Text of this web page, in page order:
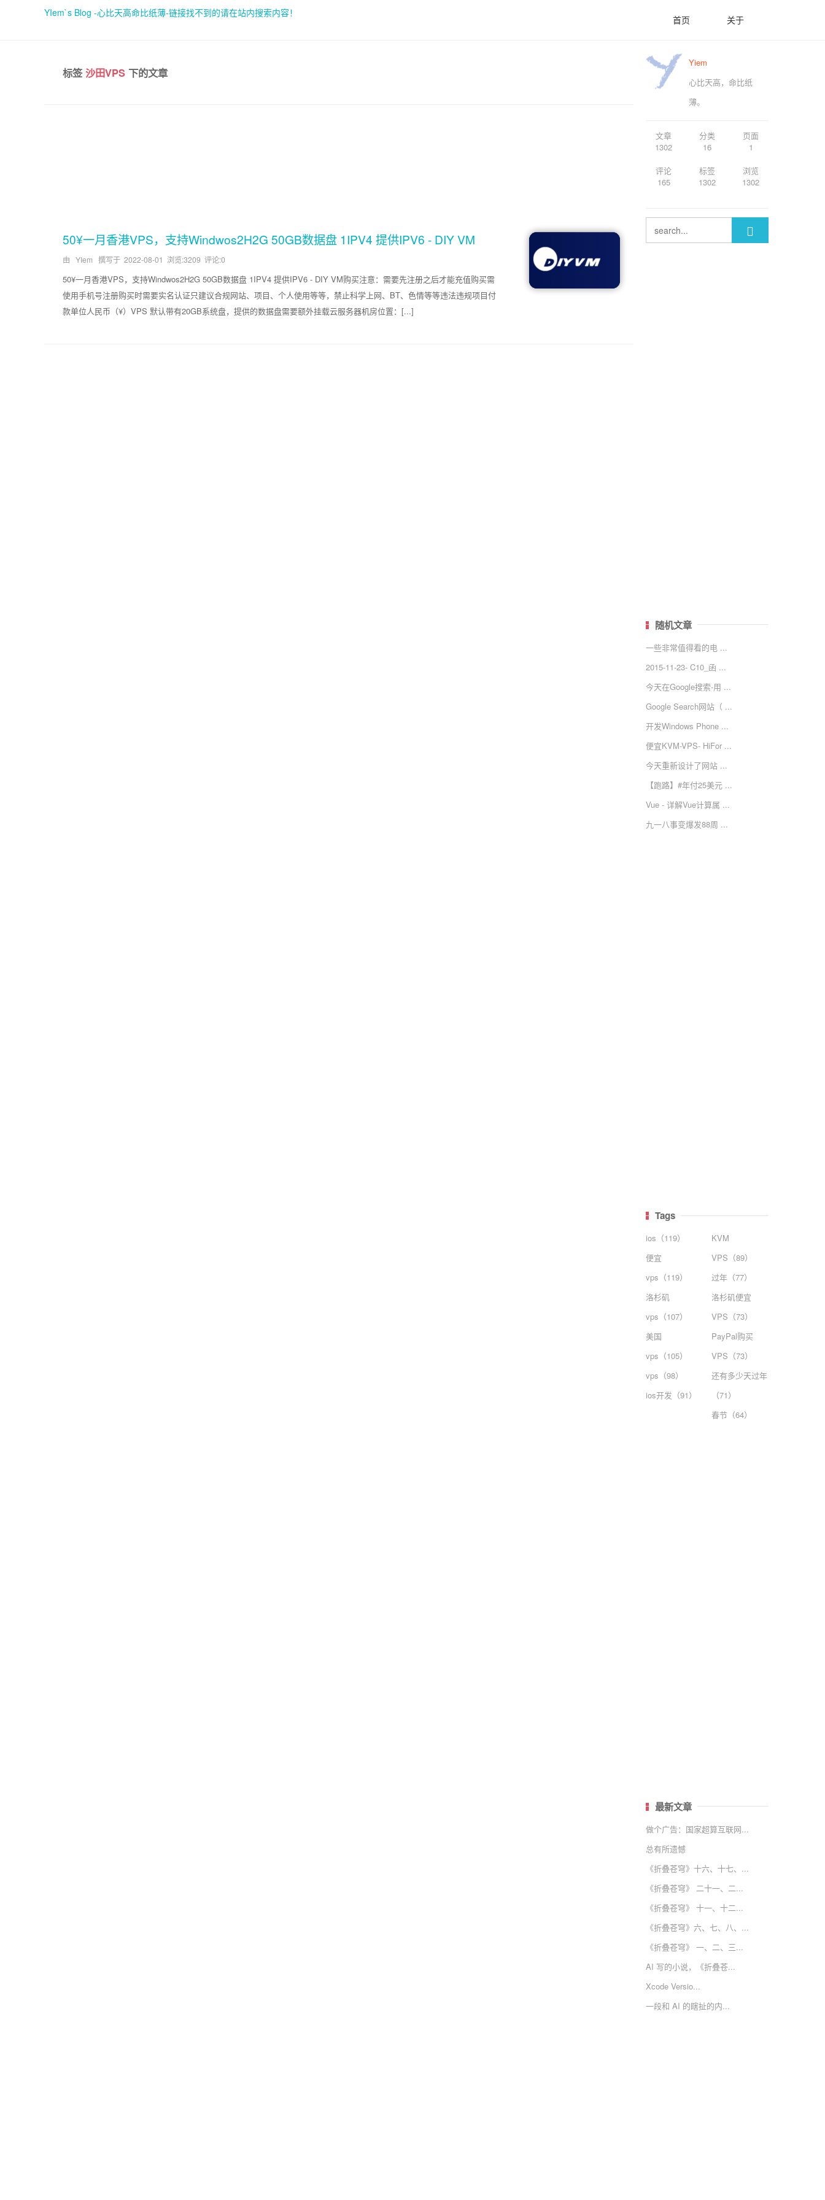
YIem`s Blog -心比天高命比纸薄-链接找不到的请在站内搜索内容！
首页 关于
标签沙田VPS 下的文章
50¥一月香港VPS，支持Windwos2H2G 50GB数据盘 1IPV4 提供IPV6 - DIY VM
由 YIem 撰写于 2022-08-01 浏览:3209 评论:0
50¥一月香港VPS，支持Windwos2H2G 50GB数据盘 1IPV4 提供IPV6 - DIY VM购买注意：需要先注册之后才能充值购买需
使用手机号注册购买时需要实名认证只建议合规网站、项目、个人使用等等，禁止科学上网、BT、色情等等违法违规项目付
款单位人民币（¥）VPS 默认带有20GB系统盘，提供的数据盘需要额外挂载云服务器机房位置：[...]
Yiem
心比天高，命比纸
薄。
文章
1302
评论
165
分类
16
标签
1302
页面
1
浏览
1302

随机文章
一些非常值得看的电 ...
2015-11-23- C10_函 ...
今天在Google搜索-用 ...
Google Search网站（ ...
开发Windows Phone ...
便宜KVM-VPS- HiFor ...
今天重新设计了网站 ...
【跑路】#年付25美元 ...
Vue - 详解Vue计算属 ...
九一八事变爆发88周 ...
Tags
ios（119）
便宜
vps（119）
洛杉矶
vps（107）
美国
vps（105）
vps（98）
ios开发（91）
KVM
VPS（89）
过年（77）
洛杉矶便宜
VPS（73）
PayPal购买
VPS（73）
还有多少天过年
（71）
春节（64）
最新文章
做个广告：国家超算互联网...
总有所遗憾
《折叠苍穹》十六、十七、...
《折叠苍穹》 二十一、二...
《折叠苍穹》 十一、十二...
《折叠苍穹》六、七、八、...
《折叠苍穹》 一、二、三...
AI 写的小说，《折叠苍...
Xcode Versio...
一段和 AI 的瞎扯的内...